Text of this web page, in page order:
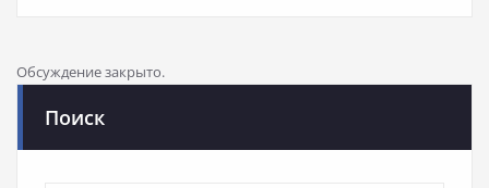
Обсуждение закрыто.
Поиск